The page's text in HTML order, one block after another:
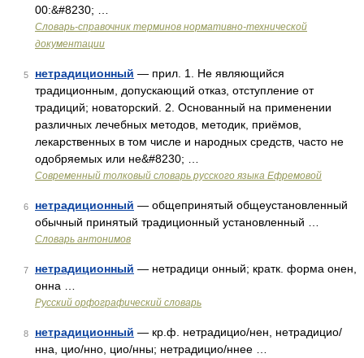
00:&#8230; …
Словарь-справочник терминов нормативно-технической
документации
5 нетрадиционный — прил. 1. Не являющийся
традиционным, допускающий отказ, отступление от
традиций; новаторский. 2. Основанный на применении
различных лечебных методов, методик, приёмов,
лекарственных в том числе и народных средств, часто не
одобряемых или не&#8230; …
Современный толковый словарь русского языка Ефремовой
6 нетрадиционный — общепринятый общеустановленный
обычный принятый традиционный установленный …
Словарь антонимов
7 нетрадиционный — нетрадици онный; кратк. форма онен,
онна …
Русский орфографический словарь
8 нетрадиционный — кр.ф. нетрадицио/нен, нетрадицио/
нна, цио/нно, цио/нны; нетрадицио/ннее …